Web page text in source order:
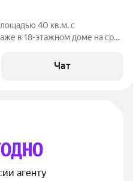
40 кв.м. с
в 18-этажном доме на срок
Кондиционер
Чат
агенту